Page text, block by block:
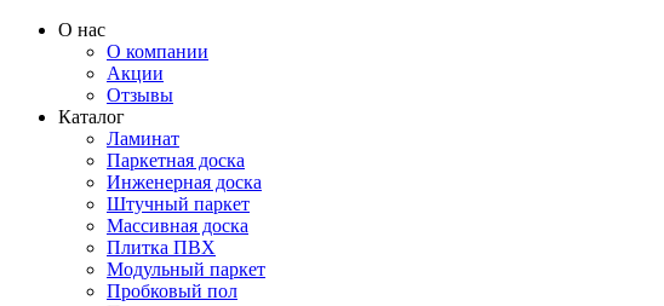
О нас
О компании
Акции
Отзывы
Каталог
Ламинат
Паркетная доска
Инженерная доска
Штучный паркет
Массивная доска
Плитка ПВХ
Модульный паркет
Пробковый пол